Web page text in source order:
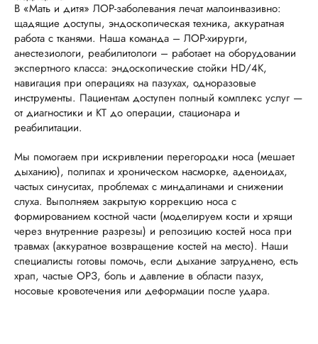
В «Мать и дитя» ЛОР-заболевания лечат малоинвазивно:
щадящие доступы, эндоскопическая техника, аккуратная
работа с тканями. Наша команда – ЛОР-хирурги,
анестезиологи, реабилитологи – работает на оборудовании
экспертного класса: эндоскопические стойки HD/4K,
навигация при операциях на пазухах, одноразовые
инструменты. Пациентам доступен полный комплекс услуг —
от диагностики и КТ до операции, стационара и
реабилитации.
Мы помогаем при искривлении перегородки носа (мешает
дыханию), полипах и хроническом насморке, аденоидах,
частых синуситах, проблемах с миндалинами и снижении
слуха. Выполняем закрытую коррекцию носа с
формированием костной части (моделируем кости и хрящи
через внутренние разрезы) и репозицию костей носа при
травмах (аккуратное возвращение костей на место). Наши
специалисты готовы помочь, если дыхание затруднено, есть
храп, частые ОРЗ, боль и давление в области пазух,
носовые кровотечения или деформации после удара.